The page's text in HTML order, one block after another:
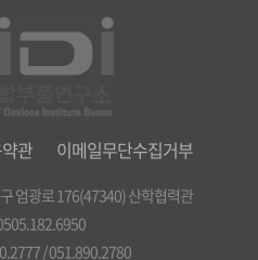
관 이메일무단수집거부
엄광로 176(47340) 산학협력관
/ 051.890.2780